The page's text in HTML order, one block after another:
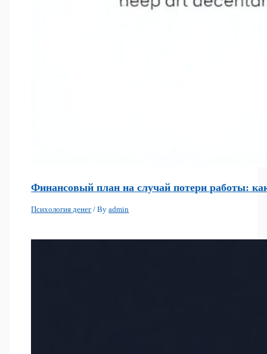
Финансовый план на случай потери работы:
Психология денег / Byadmin